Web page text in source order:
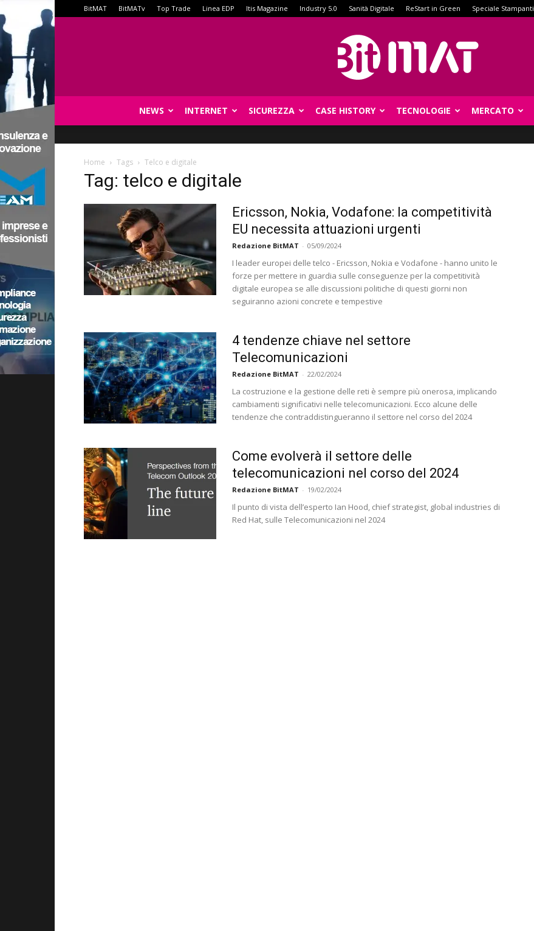
BitMAT BitMATv Top Trade Linea EDP Itis Magazine Industry 5.0 Sanità Digitale ReStart in Green Speciale Stampanti
NEWS INTERNET SICUREZZA CASE HISTORY TECNOLOGIE MERCATO
Home Tags Telco e digitale
Tag: telco e digitale
Ericsson, Nokia, Vodafone: la competitività
EU necessita attuazioni urgenti
Redazione BitMAT - 05/09/2024
I leader europei delle telco - Ericsson, Nokia e Vodafone - hanno unito le
forze per mettere in guardia sulle conseguenze per la competitività
digitale europea se alle discussioni politiche di questi giorni non
seguiranno azioni concrete e tempestive
4 tendenze chiave nel settore
Telecomunicazioni
Redazione BitMAT - 22/02/2024
La costruzione e la gestione delle reti è sempre più onerosa, implicando
cambiamenti significativi nelle telecomunicazioni. Ecco alcune delle
tendenze che contraddistingueranno il settore nel corso del 2024
Come evolverà il settore delle
telecomunicazioni nel corso del 2024
Redazione BitMAT - 19/02/2024
Il punto di vista dell’esperto Ian Hood, chief strategist, global industries di
Red Hat, sulle Telecomunicazioni nel 2024